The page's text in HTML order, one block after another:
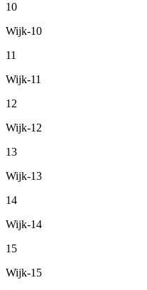
10
Wijk-10
11
Wijk-11
12
Wijk-12
13
Wijk-13
14
Wijk-14
15
Wijk-15